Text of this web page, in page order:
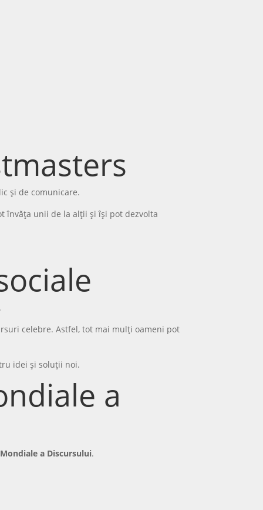
și de comunicare.
învăța unii de la alții și își pot dezvolta
celebre. Astfel, tot mai mulți oameni pot
idei și soluții noi.
a
a Discursului.